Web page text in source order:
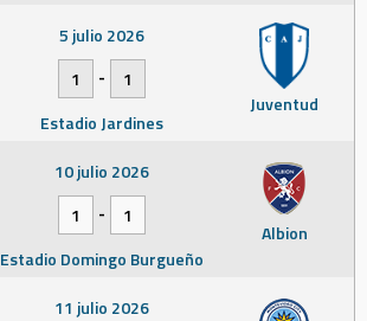
Juventud
5 julio 2026
1
-
1
Estadio Jardines
Albion
10 julio 2026
1
-
1
Estadio Domingo Burgueño
11 julio 2026